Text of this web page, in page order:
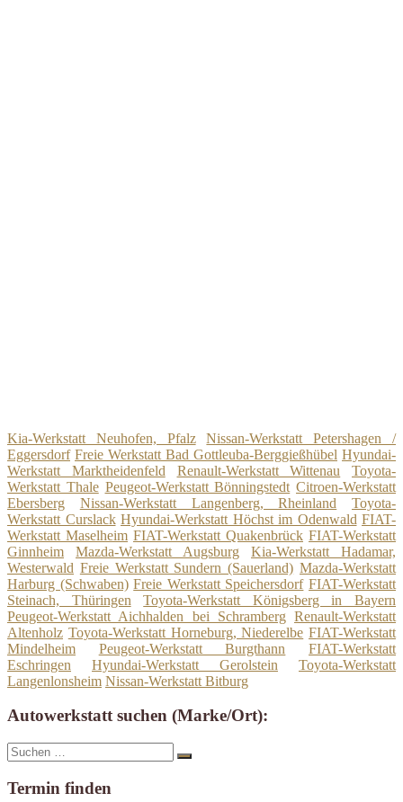
Kia-Werkstatt Neuhofen, Pfalz
Nissan-Werkstatt Petershagen /
Eggersdorf Freie Werkstatt Bad Gottleuba-Berggießhübel Hyundai-
Werkstatt Marktheidenfeld
Renault-Werkstatt Wittenau
Toyota-
Werkstatt Thale Peugeot-Werkstatt Bönningstedt Citroen-Werkstatt
Ebersberg
Nissan-Werkstatt Langenberg, Rheinland
Toyota-
Werkstatt Curslack Hyundai-Werkstatt Höchst im Odenwald FIAT-
Werkstatt Maselheim FIAT-Werkstatt Quakenbrück FIAT-Werkstatt
Ginnheim
Mazda-Werkstatt Augsburg
Kia-Werkstatt Hadamar,
Westerwald Freie Werkstatt Sundern (Sauerland) Mazda-Werkstatt
Harburg (Schwaben) Freie Werkstatt Speichersdorf FIAT-Werkstatt
Steinach, Thüringen
Toyota-Werkstatt Königsberg in Bayern
Peugeot-Werkstatt Aichhalden bei Schramberg Renault-Werkstatt
Altenholz Toyota-Werkstatt Horneburg, Niederelbe FIAT-Werkstatt
Mindelheim
Peugeot-Werkstatt Burgthann
FIAT-Werkstatt
Eschringen
Hyundai-Werkstatt Gerolstein
Toyota-Werkstatt
Langenlonsheim Nissan-Werkstatt Bitburg
Autowerkstatt suchen (Marke/Ort):
Suche
nach:
Suchen
Termin finden